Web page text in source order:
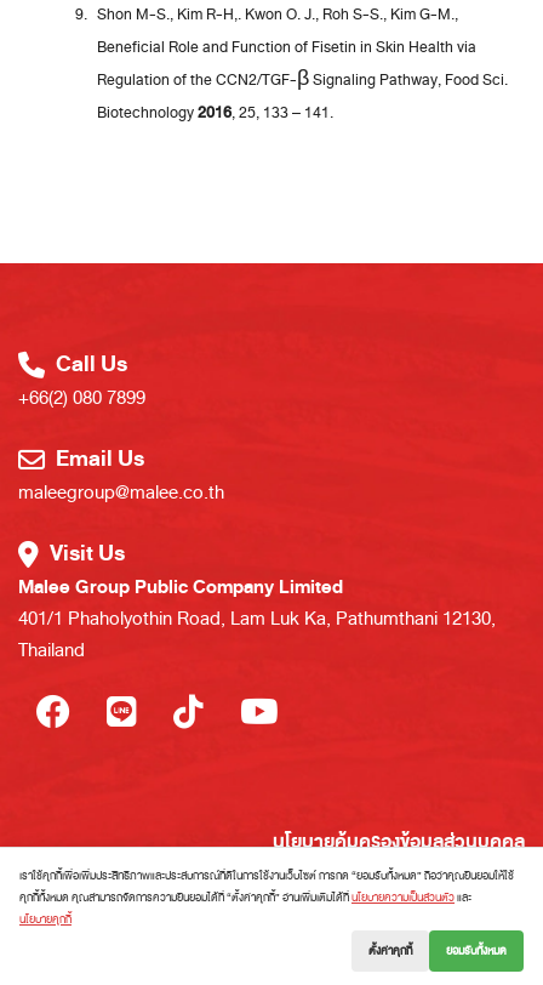
Shon M-S., Kim R-H,. Kwon O. J., Roh S-S., Kim G-M.,
Beneficial Role and Function of Fisetin in Skin Health via
Regulation of the CCN2/TGF-β Signaling Pathway, Food Sci.
Biotechnology2016, 25, 133 – 141.
Call Us
+66(2) 080 7899
Email Us
maleegroup@malee.co.th
Visit Us
Malee Group Public Company Limited
401/1 Phaholyothin Road, Lam Luk Ka, Pathumthani 12130,
Thailand
นโยบายคุ้มครองข้อมูลส่วนบุคคล
นโยบายการใช้งานคุกกี้
การใช้สิทธิของเจ้าของข้อมูลส่วนบุคคล
แผนผังเว็บไซต์
เราใช้คุกกี้เพื่อเพิ่มประสิทธิภาพและประสบการณ์ที่ดีในการใช้งานเว็บไซต์ การกด “ยอมรับทั้งหมด” ถือว่าคุณยินยอมให้ใช้
คุกกี้ทั้งหมด คุณสามารถจัดการความยินยอมได้ที่ “ตั้งค่าคุกกี้” อ่านเพิ่มเติมได้ที่นโยบายความเป็นส่วนตัวและ
นโยบายคุกกี้
ตั้งค่าคุกกี้
ยอมรับทั้งหมด